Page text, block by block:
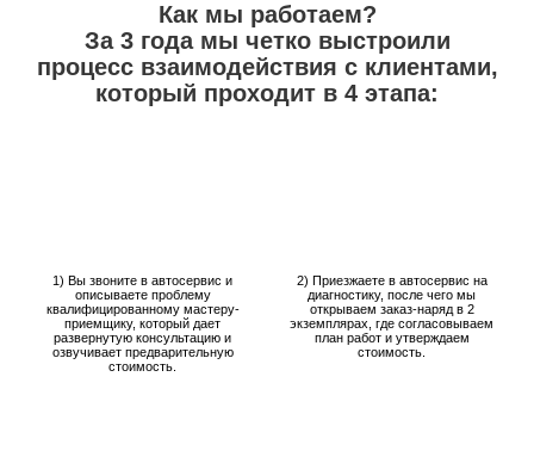
Как мы работаем?
За 3 года мы четко выстроили
процесс взаимодействия с клиентами,
который проходит в 4 этапа:
1) Вы звоните в автосервис и
описываете проблему
квалифицированному мастеру-
приемщику, который дает
развернутую консультацию и
озвучивает предварительную
стоимость.
2) Приезжаете в автосервис на
диагностику, после чего мы
открываем заказ-наряд в 2
экземплярах, где согласовываем
план работ и утверждаем
стоимость.